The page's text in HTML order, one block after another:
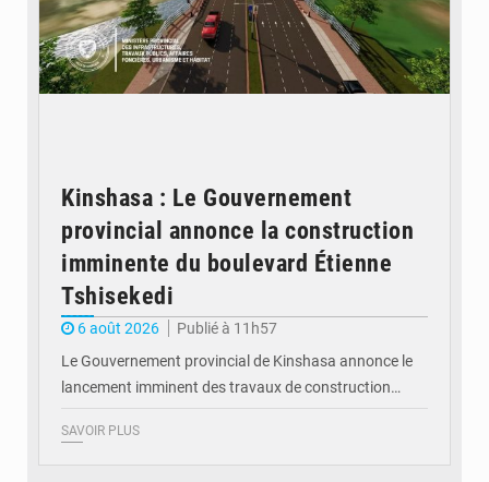
Kinshasa : Le Gouvernement
provincial annonce la construction
imminente du boulevard Étienne
Tshisekedi
6 août 2026
Publié à 11h57
Le Gouvernement provincial de Kinshasa annonce le
lancement imminent des travaux de construction…
SAVOIR PLUS